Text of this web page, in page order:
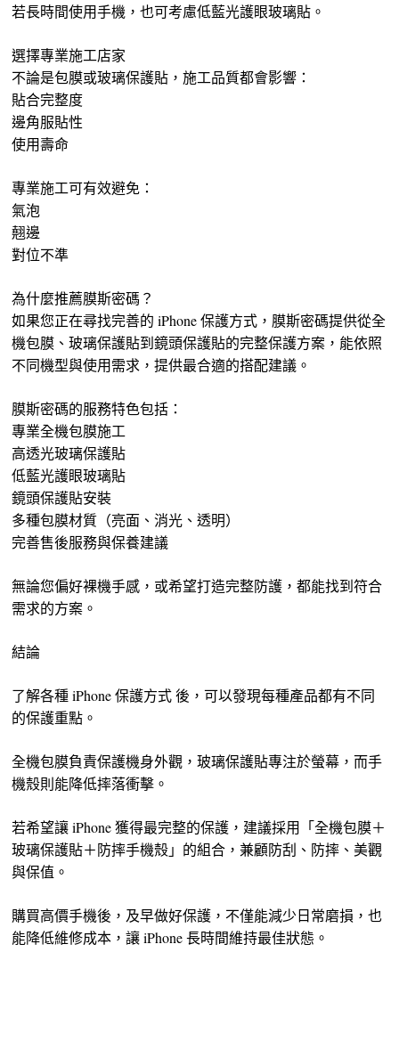
若長時間使用手機，也可考慮低藍光護眼玻璃貼。
選擇專業施工店家
不論是包膜或玻璃保護貼，施工品質都會影響：
貼合完整度
邊角服貼性
使用壽命
專業施工可有效避免：
氣泡
翹邊
對位不準
為什麼推薦膜斯密碼？
如果您正在尋找完善的 iPhone 保護方式，膜斯密碼提供從全
機包膜、玻璃保護貼到鏡頭保護貼的完整保護方案，能依照
不同機型與使用需求，提供最合適的搭配建議。
膜斯密碼的服務特色包括：
專業全機包膜施工
高透光玻璃保護貼
低藍光護眼玻璃貼
鏡頭保護貼安裝
多種包膜材質（亮面、消光、透明）
完善售後服務與保養建議
無論您偏好裸機手感，或希望打造完整防護，都能找到符合
需求的方案。
結論
了解各種 iPhone 保護方式 後，可以發現每種產品都有不同
的保護重點。
全機包膜負責保護機身外觀，玻璃保護貼專注於螢幕，而手
機殼則能降低摔落衝擊。
若希望讓 iPhone 獲得最完整的保護，建議採用「全機包膜＋
玻璃保護貼＋防摔手機殼」的組合，兼顧防刮、防摔、美觀
與保值。
購買高價手機後，及早做好保護，不僅能減少日常磨損，也
能降低維修成本，讓 iPhone 長時間維持最佳狀態。